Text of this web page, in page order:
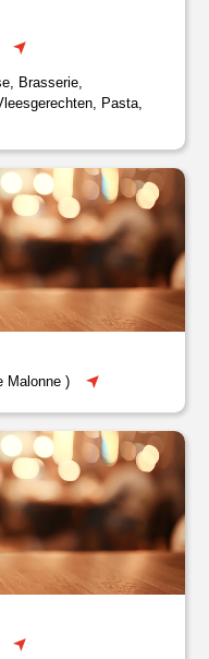
Brasserie,
Pasta,
Malonne )